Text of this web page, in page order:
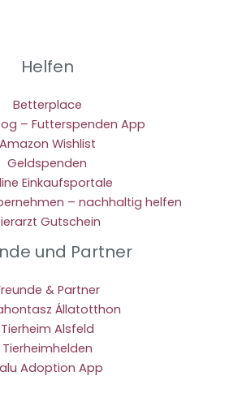
Helfen
Betterplace
– Futterspenden App
Amazon Wishlist
Geldspenden
Einkaufsportale
– nachhaltig helfen
Gutschein
und Partner
& Partner
Állatotthon
Tierheim Alsfeld
Tierheimhelden
Adoption App